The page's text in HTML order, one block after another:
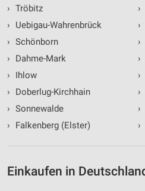
› Tröbitz
›
Uebigau-Wahrenbrück
› Schönborn
›
Dahme-Mark
›
Ihlow
›
Doberlug-Kirchhain
› Sonnewalde
›
Falkenberg (Elster)
›
›
›
›
›
›
›
›
Einkaufen in